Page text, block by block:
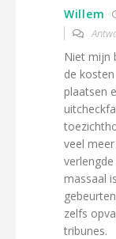
Willem
Niet mijn
de
plaatsen
veel
massaal
zelfs
tribunes.